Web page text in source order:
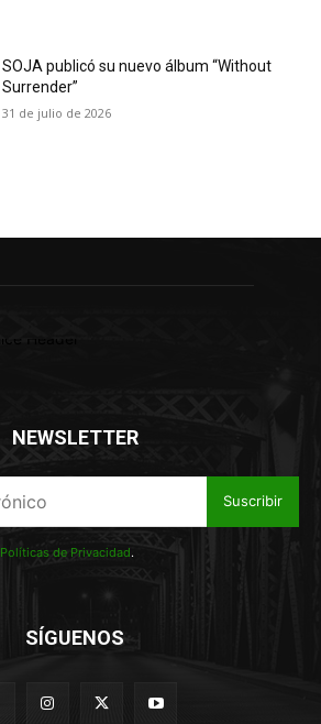
SOJA publicó su nuevo álbum “Without
Surrender”
31 de julio de 2026
NEWSLETTER
Suscribir
Políticas de Privacidad.
SÍGUENOS